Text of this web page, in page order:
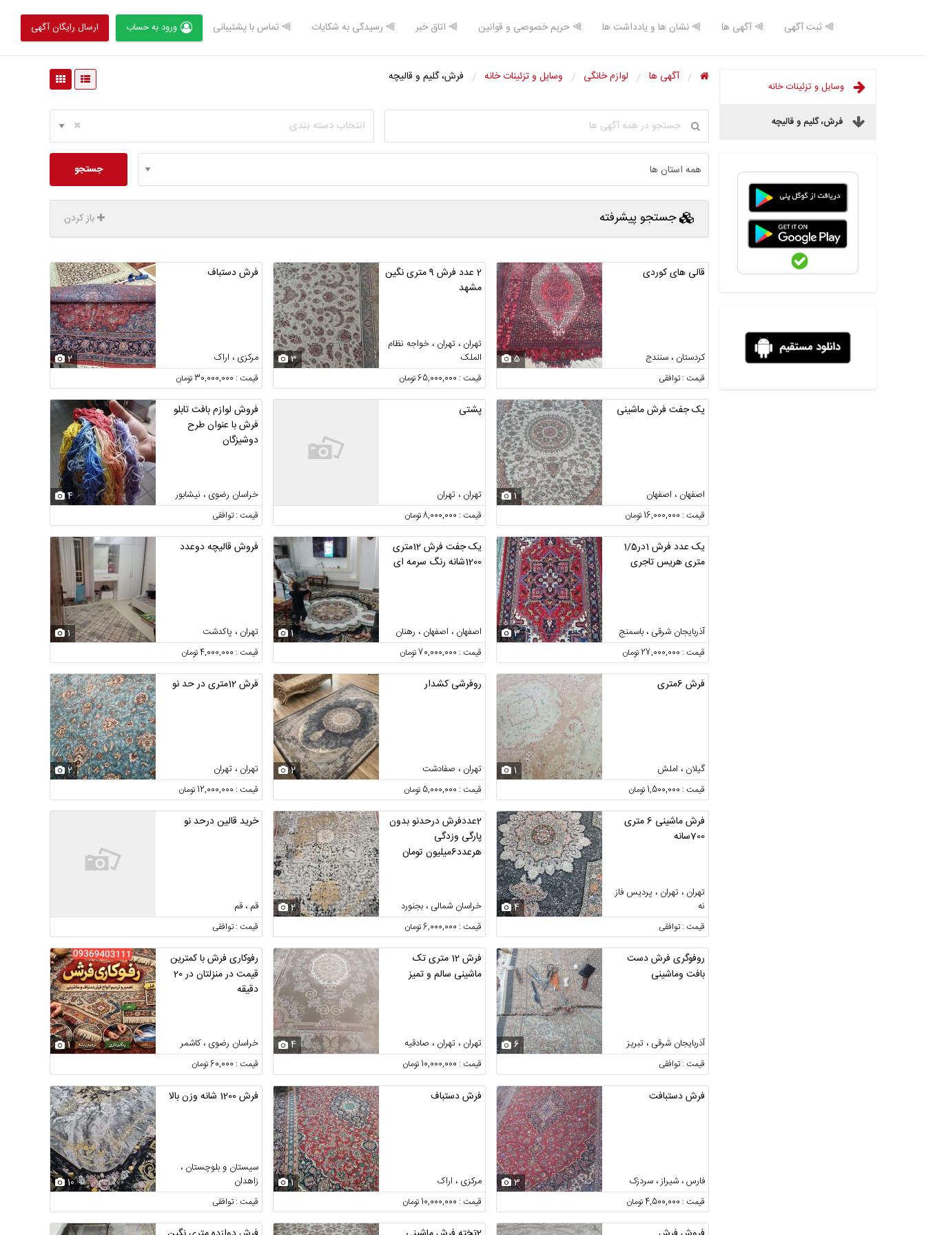
⫸ ثبت آگهی ⫸ آگهی ها ⫸ نشان ها و یادداشت ها ⫸ حریم خصوصی و قوانین ⫸ اتاق خبر ⫸ رسیدگی به شکایات ⫸ تماس با پشتیبانی ورود به حساب ارسال رایگان آگهی
آگهی ها لوازم خانگی وسایل و تزئینات خانه فرش، گلیم و قالیچه
انتخاب دسته بندی
جستجو
جستجو پیشرفته باز کردن
قالی های کوردی
کردستان ، سنندج 5
قیمت : توافقی
2 عدد فرش 9 متری نگین
مشهد
تهران ، تهران ، خواجه نظام
الملک
3
قیمت : 65,000,000 تومان
فرش دستباف
مرکزی ، اراک 2
قیمت : 30,000,000 تومان
یک جفت فرش ماشینی
اصفهان ، اصفهان 1
قیمت : 16,000,000 تومان
پشتی
تهران ، تهران
قیمت : 8,000,000 تومان
فروش لوازم بافت تابلو
فرش با عنوان طرح
دوشیزگان
خراسان رضوی ، نیشابور 4
قیمت : توافقی
یک عدد فرش 1در1/5
متری هریس تاجری
آذربایجان شرقی ، باسمنج 3
قیمت : 27,000,000 تومان
یک جفت فرش 12متری
1200شانه رنگ سرمه ای
اصفهان ، اصفهان ، رهنان 1
قیمت : 70,000,000 تومان
فروش قالیچه دوعدد
تهران ، پاکدشت 1
قیمت : 4,000,000 تومان
فرش 6متری
گیلان ، املش 1
قیمت : 1,500,000 تومان
روفرشی کشدار
تهران ، صفادشت 2
قیمت : 5,000,000 تومان
فرش 12متری در حد نو
تهران ، تهران 2
قیمت : 12,000,000 تومان
فرش ماشینی 6 متری
700سانه
تهران ، تهران ، پردیس فاز
نه
4
قیمت : توافقی
2عددفرش درحدنو بدون
پارگی وزدگی
هرعدد6میلیون تومان
خراسان شمالی ، بجنورد 2
قیمت : 6,000,000 تومان
خرید قالین درحد نو
قم ، قم
قیمت : توافقی
روفوگری فرش دست
بافت وماشینی
آذربایجان شرقی ، تبریز 6
قیمت : توافقی
فرش 12 متری تک
ماشینی سالم و تمیز
تهران ، تهران ، صادقیه 4
قیمت : 10,000,000 تومان
رفوکاری فرش با کمترین
قیمت در منزلتان در 20
دقیقه
خراسان رضوی ، کاشمر 1
قیمت : 60,000 تومان
فرش دستبافت
فارس ، شیراز ، سردزک 3
قیمت : 4,500,000 تومان
فرش دستباف
مرکزی ، اراک 1
قیمت : 10,000,000 تومان
فرش 1200 شانه وزن بالا
سیستان و بلوچستان ،
زاهدان
10
قیمت : توافقی
وسایل و تزئینات خانه
فرش، گلیم و قالیچه